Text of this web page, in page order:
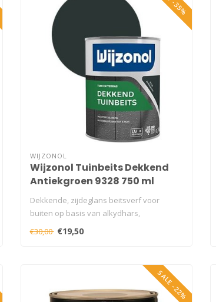
WIJZONOL
Wijzonol Tuinbeits Dekkend
Antiekgroen 9328 750 ml
Dekkende, zijdeglans beitsverf voor
buiten op basis van alkydhars,
terpentinever..
€30,00 €19,50
SALE -22%